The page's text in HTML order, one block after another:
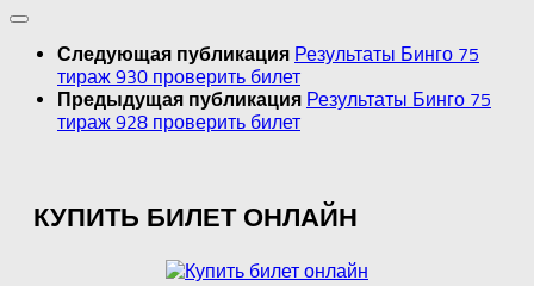
Следующая публикация Результаты Бинго 75
тираж 930 проверить билет
Предыдущая публикация Результаты Бинго 75
тираж 928 проверить билет
КУПИТЬ БИЛЕТ ОНЛАЙН